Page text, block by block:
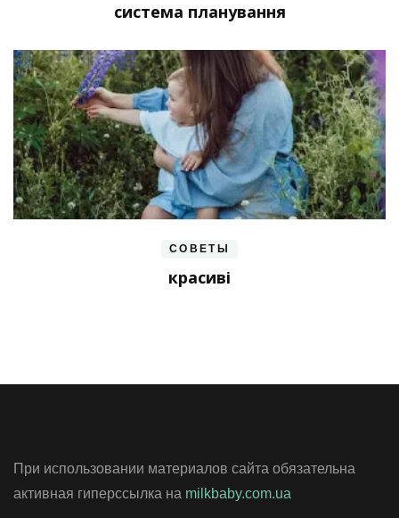
система планування
СОВЕТЫ
красиві
При использовании материалов сайта обязательна
активная гиперссылка на milkbaby.com.ua